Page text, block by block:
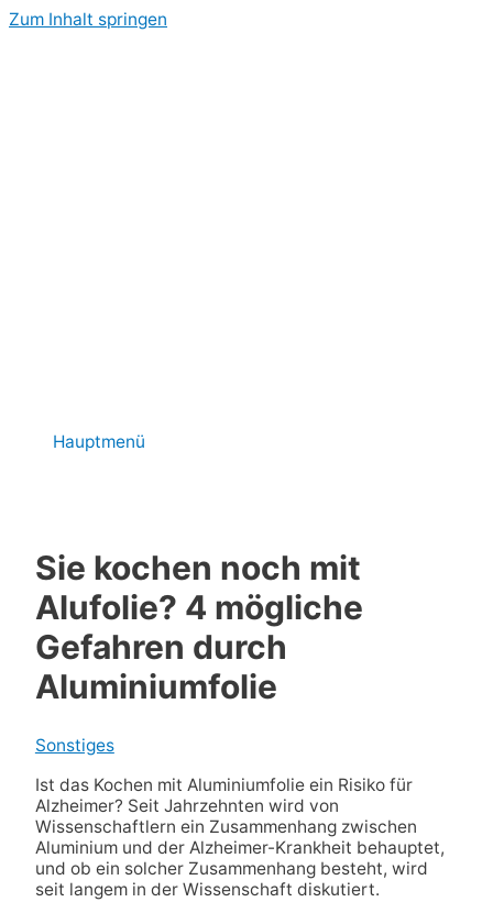
Zum Inhalt springen
Hauptmenü
Sie kochen noch mit
Alufolie? 4 mögliche
Gefahren durch
Aluminiumfolie
Sonstiges
Ist das Kochen mit Aluminiumfolie ein Risiko für
Alzheimer? Seit Jahrzehnten wird von
Wissenschaftlern ein Zusammenhang zwischen
Aluminium und der Alzheimer-Krankheit behauptet,
und ob ein solcher Zusammenhang besteht, wird
seit langem in der Wissenschaft diskutiert.